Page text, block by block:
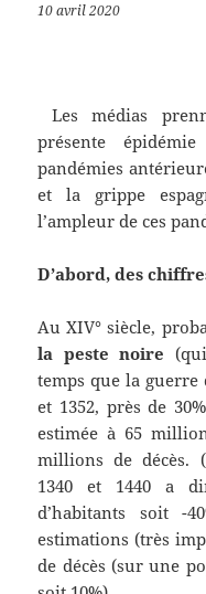
10 avril 2020
Les médias
présente
pandémies
et la grippe
l’ampleur de ces
D’abord, des
Au XIV° siècle,
la peste noire
temps que la guerre
et 1352, près de
estimée à 65
millions de décès.
1340 et 1440 a
d’habitants soit -
estimations (très
de décès (sur une